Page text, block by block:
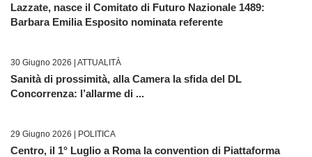
Lazzate, nasce il Comitato di Futuro Nazionale 1489:
Barbara Emilia Esposito nominata referente
30 Giugno 2026 | ATTUALITÀ
Sanità di prossimità, alla Camera la sfida del DL
Concorrenza: l’allarme di ...
29 Giugno 2026 | POLITICA
Centro, il 1° Luglio a Roma la convention di Piattaforma